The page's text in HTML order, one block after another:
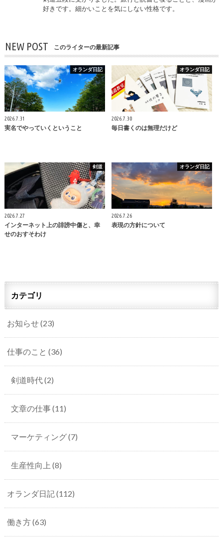
好きです。細かいことを気にしない性格です。
NEW POST このライターの最新記事
オランダ日記
2026.7.31
実名でやっていくということ
オランダ日記
2026.7.30
毎日書くのは無理だけど
剣道
2026.7.27
インターネット上の誹謗中傷と、幸
せのおすそわけ
オランダ日記
2026.7.26
表現の方針について
カテゴリ
お知らせ(23)
仕事のこと (36)
剣道時代(2)
文章の仕事(11)
マーケティング(7)
生産性向上 (8)
オランダ日記(112)
働き方(63)